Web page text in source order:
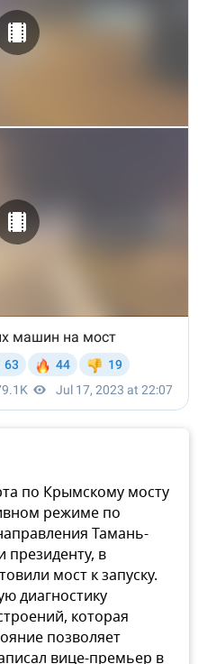
по Крымскому мосту
режиме по
Тамань-
президенту, в
мост к запуску.
диагностику
которая
позволяет
вице-премьер в